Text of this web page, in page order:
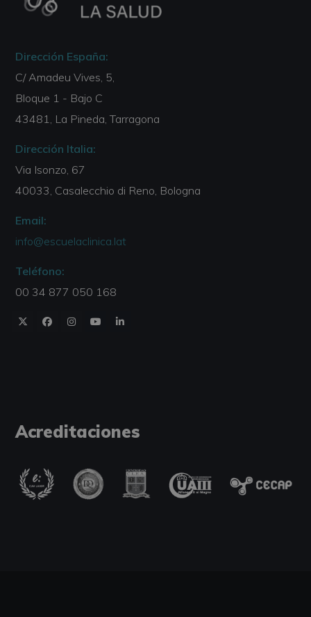
Dirección España:
C/ Amadeu Vives, 5,
Bloque 1 - Bajo C
43481, La Pineda, Tarragona
Dirección Italia:
Via Isonzo, 67
40033, Casalecchio di Reno, Bologna
Email:
info@escuelaclinica.lat
Teléfono:
00 34 877 050 168
Acreditaciones